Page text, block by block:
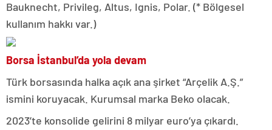
Bauknecht, Privileg, Altus, Ignis, Polar. (* Bölgesel
kullanım hakkı var.)
Borsa İstanbul’da yola devam
Türk borsasında halka açık ana şirket “Arçelik A.Ş.”
ismini koruyacak. Kurumsal marka Beko olacak.
2023’te konsolide gelirini 8 milyar euro’ya çıkardı.